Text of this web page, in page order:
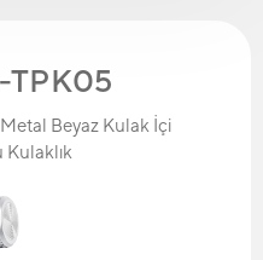
TPK05
Beyaz Kulak İçi